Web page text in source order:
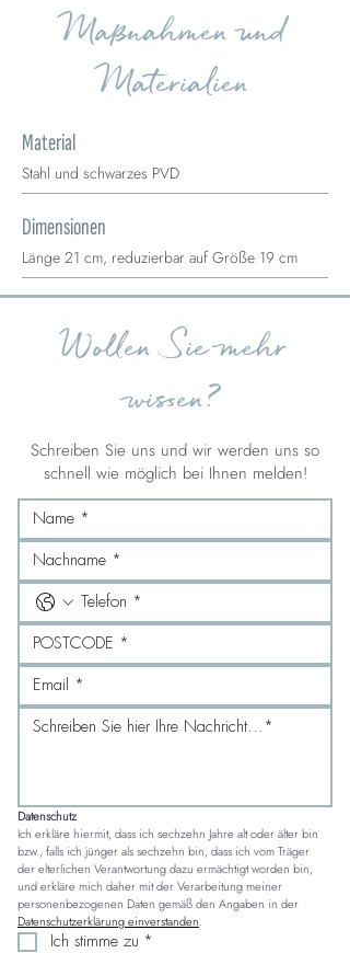
Maßnahmen und
Materialien
Material
Stahl und schwarzes PVD
Dimensionen
Länge 21 cm, reduzierbar auf Größe 19 cm
Wollen Sie mehr
wissen?
Schreiben Sie uns und wir werden uns so
schnell wie möglich bei Ihnen melden!
Datenschutz
Ich erkläre hiermit, dass ich sechzehn Jahre alt oder älter bin
bzw., falls ich jünger als sechzehn bin, dass ich vom Träger
der elterlichen Verantwortung dazu ermächtigt worden bin,
und erkläre mich daher mit der Verarbeitung meiner
Datenschutzerklärung einverstanden.
Ich stimme zu *